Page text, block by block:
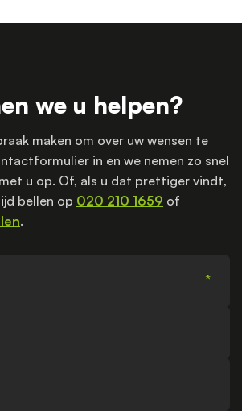
we u helpen?
maken om over uw wensen te
in en we nemen zo snel
u op. Of, als u dat prettiger vindt,
bellen op 020 210 1659 of
.